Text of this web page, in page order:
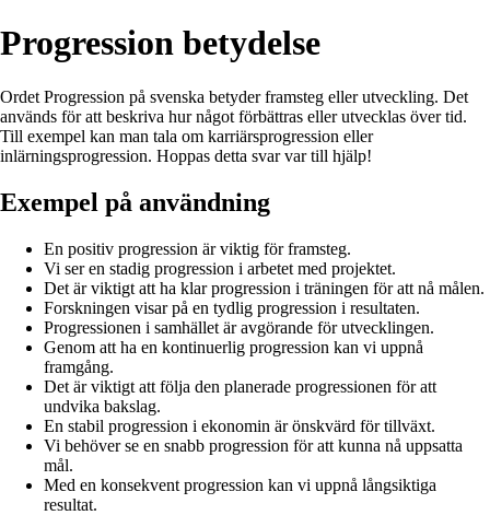
Progression betydelse
Ordet Progression på svenska betyder framsteg eller utveckling. Det
används för att beskriva hur något förbättras eller utvecklas över tid.
Till exempel kan man tala om karriärsprogression eller
inlärningsprogression. Hoppas detta svar var till hjälp!
Exempel på användning
En positiv progression är viktig för framsteg.
Vi ser en stadig progression i arbetet med projektet.
Det är viktigt att ha klar progression i träningen för att nå målen.
Forskningen visar på en tydlig progression i resultaten.
Progressionen i samhället är avgörande för utvecklingen.
Genom att ha en kontinuerlig progression kan vi uppnå
framgång.
Det är viktigt att följa den planerade progressionen för att
undvika bakslag.
En stabil progression i ekonomin är önskvärd för tillväxt.
Vi behöver se en snabb progression för att kunna nå uppsatta
mål.
Med en konsekvent progression kan vi uppnå långsiktiga
resultat.